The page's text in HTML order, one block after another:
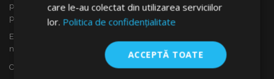
pentru roti, deflectoare pentru geamuri(paravînturi), huse
pentru autoturisme, covorașe, huse și rame cromate ...
Ești interesat de dropshipping sau vrei să devii partenerul
nostru?
Contactează-ne azi!
care le-au colectat din utilizarea serviciilor
lor. Politica de confidențialitate
ACCEPTĂ TOATE